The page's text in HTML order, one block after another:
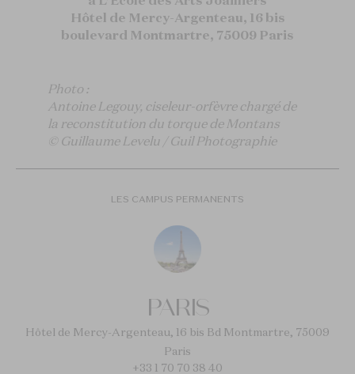
Hôtel de Mercy-Argenteau, 16 bis
boulevard Montmartre, 75009 Paris
Photo :
Antoine Legouy, ciseleur-orfèvre chargé de
la reconstitution du torque de Montans
© Guillaume Levelu / Guil Photographie
LES CAMPUS PERMANENTS
PARIS
Hôtel de Mercy-Argenteau, 16 bis Bd Montmartre, 75009
Paris
+33 1 70 70 38 40